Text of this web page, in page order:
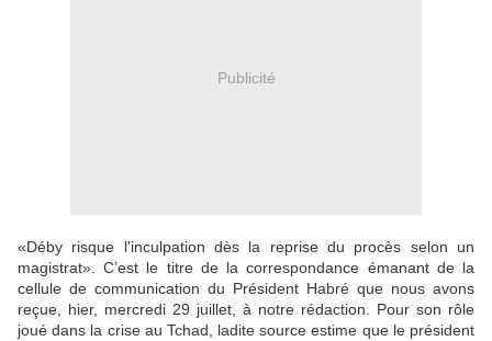
Publicité
«Déby risque l'inculpation dès la reprise du procès selon un
magistrat». C’est le titre de la correspondance émanant de la
cellule de communication du Président Habré que nous avons
reçue, hier, mercredi 29 juillet, à notre rédaction. Pour son rôle
joué dans la crise au Tchad, ladite source estime que le président